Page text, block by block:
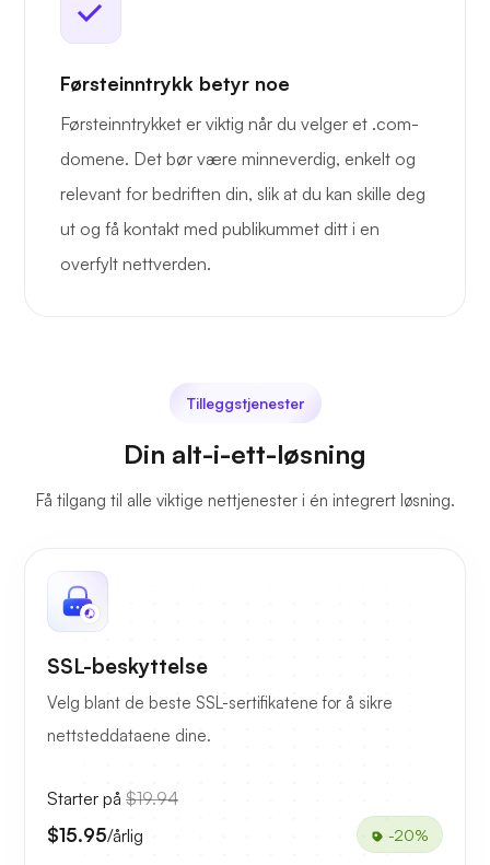
Førsteinntrykk betyr noe
Førsteinntrykket er viktig når du velger et .com-
domene. Det bør være minneverdig, enkelt og
relevant for bedriften din, slik at du kan skille deg
ut og få kontakt med publikummet ditt i en
overfylt nettverden.
Tilleggstjenester
Din alt-i-ett-løsning
Få tilgang til alle viktige nettjenester i én integrert løsning.
SSL-beskyttelse
Velg blant de beste SSL-sertifikatene for å sikre
nettsteddataene dine.
Starter på $19.94
$15.95/årlig -20%